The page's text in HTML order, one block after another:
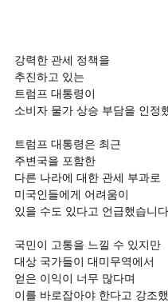
강력한 관세 정책을
추진하고 있는
트럼프 대통령이
소비자 물가 상승 부담을 인정
트럼프 대통령은 최근
주변국을 포함한
다른 나라에 대한 관세 부과로
미국인들에게 어려움이
있을 수도 있다고 언급했습니
국민이 고통을 느낄 수 있지만
대상 국가들이 대미무역에서
얻은 이익이 너무 많다며
이를 바로잡아야 한다고 강조